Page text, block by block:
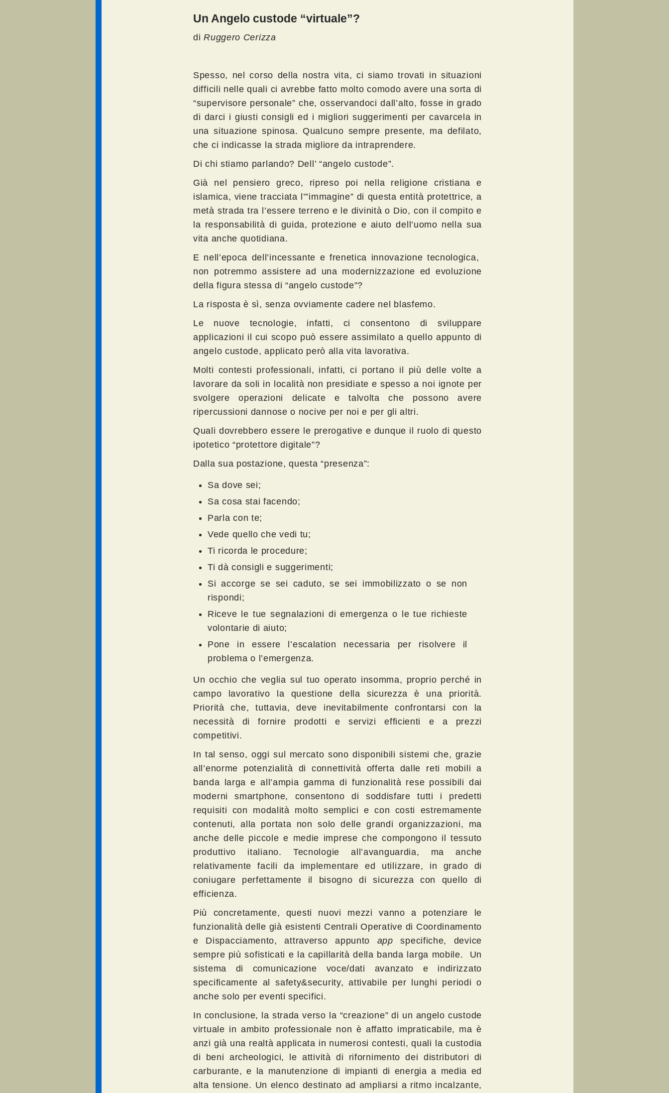
Un Angelo custode “virtuale”?
diRuggero Cerizza
Spesso, nel corso della nostra vita, ci siamo trovati in situazioni
difficili nelle quali ci avrebbe fatto molto comodo avere una sorta di
“supervisore personale” che, osservandoci dall’alto, fosse in grado
di darci i giusti consigli ed i migliori suggerimenti per cavarcela in
una situazione spinosa. Qualcuno sempre presente, ma defilato,
che ci indicasse la strada migliore da intraprendere.
Di chi stiamo parlando? Dell’ “angelo custode”.
Già nel pensiero greco, ripreso poi nella religione cristiana e
islamica, viene tracciata l’”immagine” di questa entità protettrice, a
metà strada tra l’essere terreno e le divinità o Dio, con il compito e
la responsabilità di guida, protezione e aiuto dell’uomo nella sua
vita anche quotidiana.
E nell’epoca dell’incessante e frenetica innovazione tecnologica,
non potremmo assistere ad una modernizzazione ed evoluzione
della figura stessa di “angelo custode”?
La risposta è sì, senza ovviamente cadere nel blasfemo.
Le nuove tecnologie, infatti, ci consentono di sviluppare
applicazioni il cui scopo può essere assimilato a quello appunto di
angelo custode, applicato però alla vita lavorativa.
Molti contesti professionali, infatti, ci portano il più delle volte a
lavorare da soli in località non presidiate e spesso a noi ignote per
svolgere operazioni delicate e talvolta che possono avere
ripercussioni dannose o nocive per noi e per gli altri.
Quali dovrebbero essere le prerogative e dunque il ruolo di questo
ipotetico “protettore digitale”?
Dalla sua postazione, questa “presenza”:
Sa dove sei;
Sa cosa stai facendo;
Parla con te;
Vede quello che vedi tu;
Ti ricorda le procedure;
Ti dà consigli e suggerimenti;
Si accorge se sei caduto, se sei immobilizzato o se non
rispondi;
Riceve le tue segnalazioni di emergenza o le tue richieste
volontarie di aiuto;
Pone in essere l’escalation necessaria per risolvere il
problema o l’emergenza.
Un occhio che veglia sul tuo operato insomma, proprio perché in
campo lavorativo la questione della sicurezza è una priorità.
Priorità che, tuttavia, deve inevitabilmente confrontarsi con la
necessità di fornire prodotti e servizi efficienti e a prezzi
competitivi.
In tal senso, oggi sul mercato sono disponibili sistemi che, grazie
all’enorme potenzialità di connettività offerta dalle reti mobili a
banda larga e all’ampia gamma di funzionalità rese possibili dai
moderni smartphone, consentono di soddisfare tutti i predetti
requisiti con modalità molto semplici e con costi estremamente
contenuti, alla portata non solo delle grandi organizzazioni, ma
anche delle piccole e medie imprese che compongono il tessuto
produttivo italiano. Tecnologie all’avanguardia, ma anche
relativamente facili da implementare ed utilizzare, in grado di
coniugare perfettamente il bisogno di sicurezza con quello di
efficienza.
Più concretamente, questi nuovi mezzi vanno a potenziare le
funzionalità delle già esistenti Centrali Operative di Coordinamento
e Dispacciamento, attraverso appunto app specifiche, device
sempre più sofisticati e la capillarità della banda larga mobile. Un
sistema di comunicazione voce/dati avanzato e indirizzato
specificamente al safety&security, attivabile per lunghi periodi o
anche solo per eventi specifici.
In conclusione, la strada verso la “creazione” di un angelo custode
virtuale in ambito professionale non è affatto impraticabile, ma è
anzi già una realtà applicata in numerosi contesti, quali la custodia
di beni archeologici, le attività di rifornimento dei distributori di
carburante, e la manutenzione di impianti di energia a media ed
alta tensione. Un elenco destinato ad ampliarsi a ritmo incalzante,